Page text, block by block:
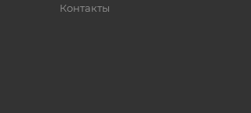
Контакты